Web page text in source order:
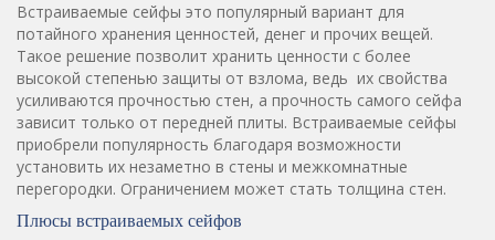
Встраиваемые сейфы это популярный вариант для
потайного хранения ценностей, денег и прочих вещей.
Такое решение позволит хранить ценности с более
высокой степенью защиты от взлома, ведь их свойства
усиливаются прочностью стен, а прочность самого сейфа
зависит только от передней плиты. Встраиваемые сейфы
приобрели популярность благодаря возможности
установить их незаметно в стены и межкомнатные
перегородки. Ограничением может стать толщина стен.
Плюсы встраиваемых сейфов